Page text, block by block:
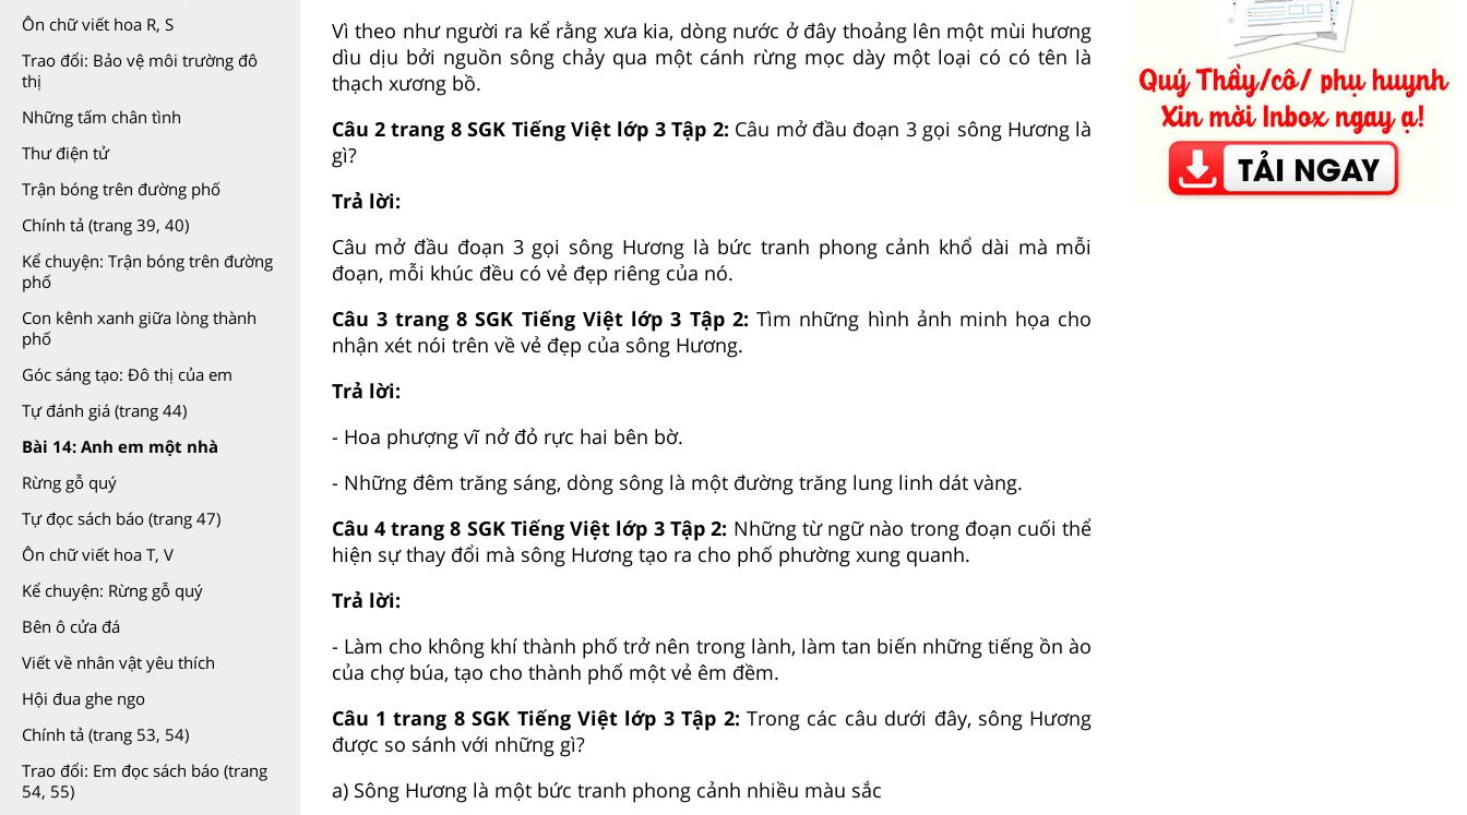
Ôn chữ viết hoa R, S
Trao đổi: Bảo vệ môi trường đô
thị
Những tấm chân tình
Thư điện tử
Trận bóng trên đường phố
Chính tả (trang 39, 40)
Kể chuyện: Trận bóng trên đường
phố
Con kênh xanh giữa lòng thành
phố
Góc sáng tạo: Đô thị của em
Tự đánh giá (trang 44)
Bài 14: Anh em một nhà
Rừng gỗ quý
Tự đọc sách báo (trang 47)
Ôn chữ viết hoa T, V
Kể chuyện: Rừng gỗ quý
Bên ô cửa đá
Viết về nhân vật yêu thích
Hội đua ghe ngo
Chính tả (trang 53, 54)
Trao đổi: Em đọc sách báo (trang
54, 55)
Vì theo như người ra kể rằng xưa kia, dòng nước ở đây thoảng lên một mùi hương
dìu dịu bởi nguồn sông chảy qua một cánh rừng mọc dày một loại có có tên là
thạch xương bồ.
Câu 2 trang 8 SGK Tiếng Việt lớp 3 Tập 2: Câu mở đầu đoạn 3 gọi sông Hương là
gì?
Trả lời:
Câu mở đầu đoạn 3 gọi sông Hương là bức tranh phong cảnh khổ dài mà mỗi
đoạn, mỗi khúc đều có vẻ đẹp riêng của nó.
Câu 3 trang 8 SGK Tiếng Việt lớp 3 Tập 2:Tìm những hình ảnh minh họa cho
nhận xét nói trên về vẻ đẹp của sông Hương.
Trả lời:
- Hoa phượng vĩ nở đỏ rực hai bên bờ.
- Những đêm trăng sáng, dòng sông là một đường trăng lung linh dát vàng.
Câu 4 trang 8 SGK Tiếng Việt lớp 3 Tập 2: Những từ ngữ nào trong đoạn cuối thể
hiện sự thay đổi mà sông Hương tạo ra cho phố phường xung quanh.
Trả lời:
- Làm cho không khí thành phố trở nên trong lành, làm tan biến những tiếng ồn ào
của chợ búa, tạo cho thành phố một vẻ êm đềm.
Câu 1 trang 8 SGK Tiếng Việt lớp 3 Tập 2:Trong các câu dưới đây, sông Hương
được so sánh với những gì?
a) Sông Hương là một bức tranh phong cảnh nhiều màu sắc